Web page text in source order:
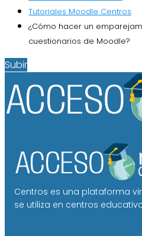
Tutoriales Moodle Centros
¿Cómo hacer un
cuestionarios de Moodle?
Subir
Centros es una plataforma
se utiliza en centros